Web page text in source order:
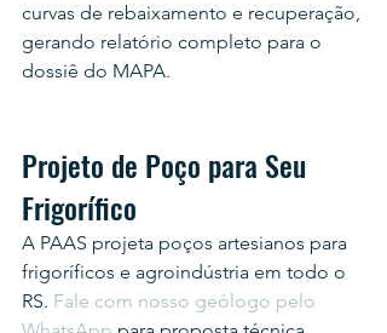
curvas de rebaixamento e recuperação,
gerando relatório completo para o
dossiê do MAPA.
Projeto de Poço para Seu
Frigorífico
A PAAS projeta poços artesianos para
frigoríficos e agroindústria em todo o
RS. Fale com nosso geólogo pelo